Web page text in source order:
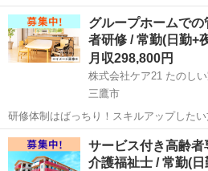
務者研修・介護福祉士)/20代・30代が活躍できる！ 【施
社ケアスペース月の光 ケアスペース月の光 【勤務地】 東京都 三鷹
【アクセ...
東京 三鷹市 介護福祉士
グループホームで
者研修 / 常勤(日勤+
月収298,800円
株式会社ケア21 たのし
三鷹市
研修体制はばっちり！スキルアップしたい
取得制度有り] 働きながら資格取得が目指
研修・介護福祉士)/定年65歳以上/利用者人数５０人
式会社ケア21 た...
東京 三鷹市 介護士
サービス付き高齢
介護福祉士 / 常勤(日